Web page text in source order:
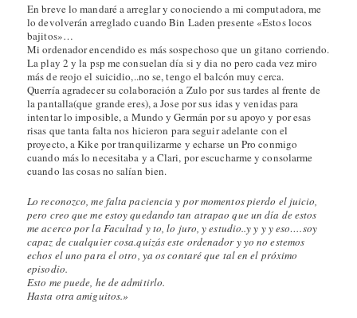
En breve lo mandaré a arreglar y conociendo a mi computadora, me
lo devolverán arreglado cuando Bin Laden presente «Estos locos
bajitos»…
Mi ordenador encendido es más sospechoso que un gitano corriendo.
La play 2 y la psp me consuelan día si y dia no pero cada vez miro
más de reojo el suicidio,..no se, tengo el balcón muy cerca.
Querría agradecer su colaboración a Zulo por sus tardes al frente de
la pantalla(que grande eres), a Jose por sus idas y venidas para
intentar lo imposible, a Mundo y Germán por su apoyo y por esas
risas que tanta falta nos hicieron para seguir adelante con el
proyecto, a Kike por tranquilizarme y echarse un Pro conmigo
cuando más lo necesitaba y a Clari, por escucharme y consolarme
cuando las cosas no salían bien.
Lo reconozco, me falta paciencia y por momentos pierdo el juicio,
pero creo que me estoy quedando tan atrapao que un día de estos
me acerco por la Facultad y to, lo juro, y estudio..y y y y eso….soy
capaz de cualquier cosa.quizás este ordenador y yo no estemos
echos el uno para el otro, ya os contaré que tal en el próximo
episodio.
Esto me puede, he de admitirlo.
Hasta otra amiguitos.»